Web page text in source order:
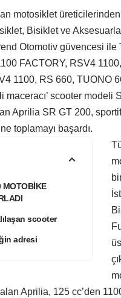
motosiklet
Bisiklet ve
Otomotiv güvencesi ile
FACTORY, RSV4
1100, RS 660, TUONO
maceracı’ scooter
Aprilia SR GT 200,
toplamayı başardı.
MOTOBİKE
scooter
adresi
Aprilia, 125 cc’den